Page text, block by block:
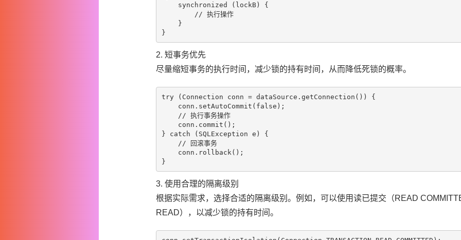
    synchronized (lockB) {
        // 执行操作
    }
2. 短事务优先
尽量缩短事务的执行时间，减少锁的持有时间，从而降低死锁的概率。
try (Connection conn = dataSource.getConnection()) {
    conn.setAutoCommit(false);
    // 执行事务操作
    conn.commit();
} catch (SQLException e) {
    // 回滚事务
    conn.rollback();
3. 使用合理的隔离级别
根据实际需求，选择合适的隔离级别。例如，可以使用读已提交（READ
READ），以减少锁的持有时间。